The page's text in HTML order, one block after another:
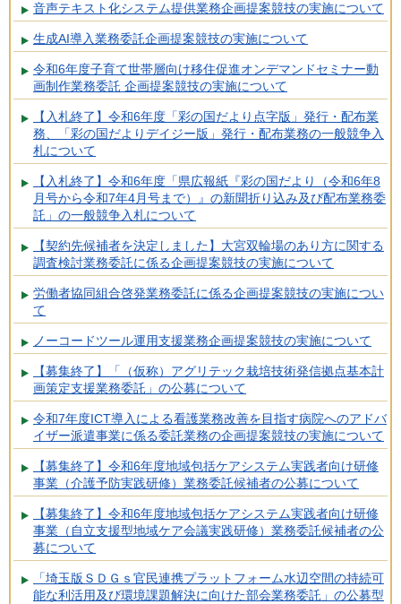
音声テキスト化システム提供業務企画提案競技の実施について
生成AI導入業務委託企画提案競技の実施について
令和6年度子育て世帯層向け移住促進オンデマンドセミナー動
画制作業務委託 企画提案競技の実施について
【入札終了】令和6年度「彩の国だより点字版」発行・配布業
務、「彩の国だよりデイジー版」発行・配布業務の一般競争入
札について
【入札終了】令和6年度「県広報紙『彩の国だより（令和6年8
月号から令和7年4月号まで）』の新聞折り込み及び配布業務委
託」の一般競争入札について
【契約先候補者を決定しました】大宮双輪場のあり方に関する
調査検討業務委託に係る企画提案競技の実施について
労働者協同組合啓発業務委託に係る企画提案競技の実施につい
て
ノーコードツール運用支援業務企画提案競技の実施について
【募集終了】「（仮称）アグリテック栽培技術発信拠点基本計
画策定支援業務委託」の公募について
令和7年度ICT導入による看護業務改善を目指す病院へのアドバ
イザー派遣事業に係る委託業務の企画提案競技の実施について
【募集終了】令和6年度地域包括ケアシステム実践者向け研修
事業（介護予防実践研修）業務委託候補者の公募について
【募集終了】令和6年度地域包括ケアシステム実践者向け研修
事業（自立支援型地域ケア会議実践研修）業務委託候補者の公
募について
「埼玉版ＳＤＧｓ官民連携プラットフォーム水辺空間の持続可
能な利活用及び環境課題解決に向けた部会業務委託」の公募型